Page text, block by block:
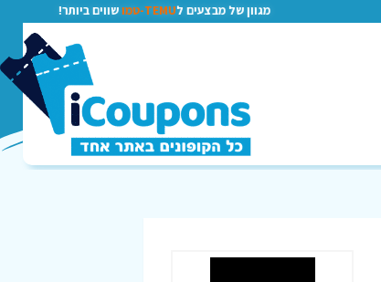
מגוון של מבצעים לTEMU-טמו שווים ביותר!